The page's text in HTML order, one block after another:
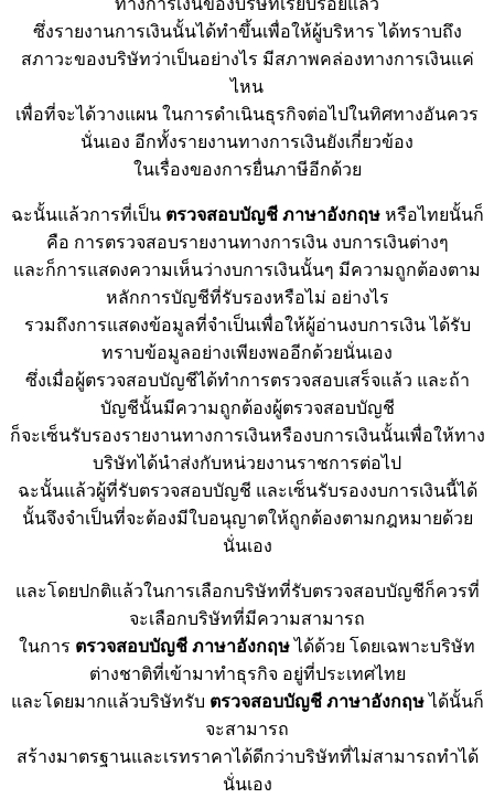
ทางการเงินของบริษัทเรียบร้อยแล้ว
ซึ่งรายงานการเงินนั้นได้ทำขึ้นเพื่อให้ผู้บริหาร ได้ทราบถึง
สภาวะของบริษัทว่าเป็นอย่างไร มีสภาพคล่องทางการเงินแค่
ไหน
เพื่อที่จะได้วางแผน ในการดำเนินธุรกิจต่อไปในทิศทางอันควร
นั่นเอง อีกทั้งรายงานทางการเงินยังเกี่ยวข้อง
ในเรื่องของการยื่นภาษีอีกด้วย
ฉะนั้นแล้วการที่เป็น ตรวจสอบบัญชี ภาษาอังกฤษหรือไทยนั้นก็
คือ การตรวจสอบรายงานทางการเงิน งบการเงินต่างๆ
และก็การแสดงความเห็นว่างบการเงินนั้นๆ มีความถูกต้องตาม
หลักการบัญชีที่รับรองหรือไม่ อย่างไร
รวมถึงการแสดงข้อมูลที่จำเป็นเพื่อให้ผู้อ่านงบการเงิน ได้รับ
ทราบข้อมูลอย่างเพียงพออีกด้วยนั่นเอง
ซึ่งเมื่อผู้ตรวจสอบบัญชีได้ทำการตรวจสอบเสร็จแล้ว และถ้า
บัญชีนั้นมีความถูกต้องผู้ตรวจสอบบัญชี
ก็จะเซ็นรับรองรายงานทางการเงินหรืองบการเงินนั้นเพื่อให้ทาง
บริษัทได้นำส่งกับหน่วยงานราชการต่อไป
ฉะนั้นแล้วผู้ที่รับตรวจสอบบัญชี และเซ็นรับรองงบการเงินนี้ได้
นั้นจึงจำเป็นที่จะต้องมีใบอนุญาตให้ถูกต้องตามกฎหมายด้วย
นั่นเอง
และโดยปกติแล้วในการเลือกบริษัทที่รับตรวจสอบบัญชีก็ควรที่
จะเลือกบริษัทที่มีความสามารถ
ในการ ตรวจสอบบัญชี ภาษาอังกฤษได้ด้วย โดยเฉพาะบริษัท
ต่างชาติที่เข้ามาทำธุรกิจ อยู่ที่ประเทศไทย
และโดยมากแล้วบริษัทรับ ตรวจสอบบัญชี ภาษาอังกฤษได้นั้นก็
จะสามารถ
สร้างมาตรฐานและเรทราคาได้ดีกว่าบริษัทที่ไม่สามารถทำได้
นั่นเอง